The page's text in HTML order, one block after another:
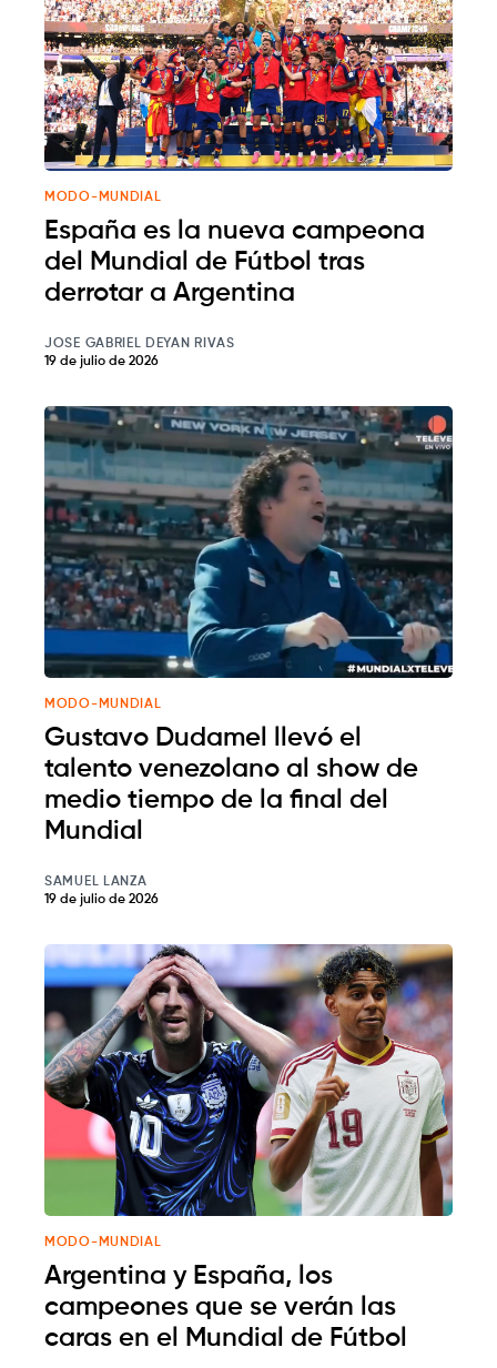
MODO-MUNDIAL
España es la nueva campeona
del Mundial de Fútbol tras
derrotar a Argentina
JOSE GABRIEL DEYAN RIVAS
19 de julio de 2026
MODO-MUNDIAL
Gustavo Dudamel llevó el
talento venezolano al show de
medio tiempo de la final del
Mundial
SAMUEL LANZA
19 de julio de 2026
MODO-MUNDIAL
Argentina y España, los
campeones que se verán las
caras en el Mundial de Fútbol